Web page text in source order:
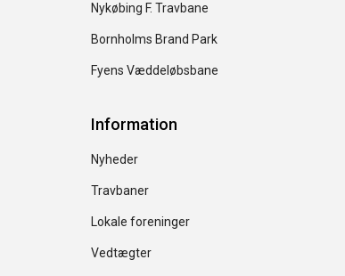
Nykøbing F. Travbane
Bornholms Brand Park
Fyens Væddeløbsbane
Information
Nyheder
Travbaner
Lokale foreninger
Vedtægter